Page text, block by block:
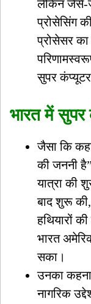
लेकिन जैसे-
प्रोसेसिंग
प्रोसेसर
सुपर कंप्यूटर
भारत में सुपर
जैसा कि
की जननी
यात्रा की
बाद शुरू की,
हथियारों
भारत
सका।
उनका
नागरिक